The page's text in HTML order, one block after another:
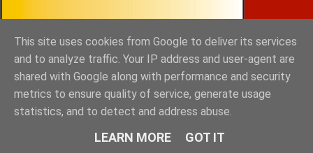
This site uses cookies from Google to deliver its services
and to analyze traffic. Your IP address and user-agent are
shared with Google along with performance and security
metrics to ensure quality of service, generate usage
statistics, and to detect and address abuse.
LEARN MORE GOT IT